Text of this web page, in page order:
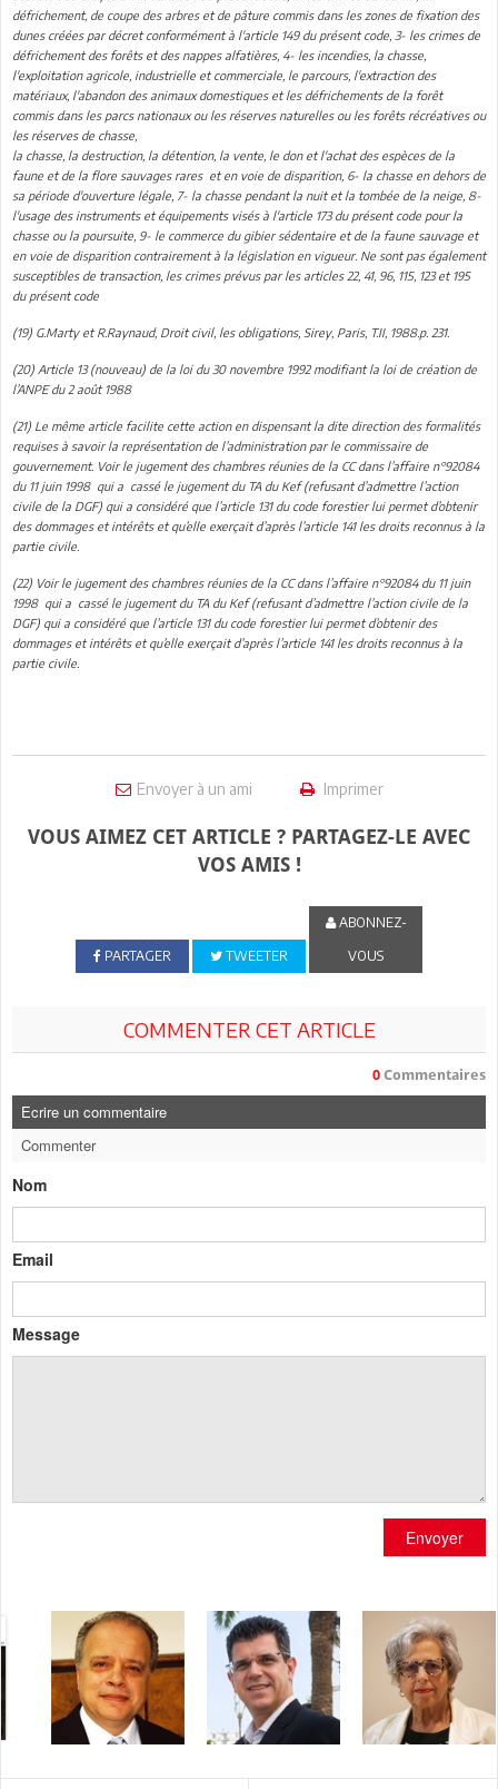
défrichement, de coupe des arbres et de pâture commis dans les zones de fixation des
dunes créées par décret conformément à l'article 149 du présent code, 3- les crimes de
défrichement des forêts et des nappes alfatières, 4- les incendies, la chasse,
l'exploitation agricole, industrielle et commerciale, le parcours, l'extraction des
matériaux, l'abandon des animaux domestiques et les défrichements de la forêt
commis dans les parcs nationaux ou les réserves naturelles ou les forêts récréatives ou
les réserves de chasse,
la chasse, la destruction, la détention, la vente, le don et l'achat des espèces de la
faune et de la flore sauvages rares et en voie de disparition, 6- la chasse en dehors de
sa période d'ouverture légale, 7- la chasse pendant la nuit et la tombée de la neige, 8-
l'usage des instruments et équipements visés à l'article 173 du présent code pour la
chasse ou la poursuite, 9- le commerce du gibier sédentaire et de la faune sauvage et
en voie de disparition contrairement à la législation en vigueur. Ne sont pas également
susceptibles de transaction, les crimes prévus par les articles 22, 41, 96, 115, 123 et 195
du présent code
(19) G.Marty et R.Raynaud, Droit civil, les obligations, Sirey, Paris, T.II, 1988.p. 231.
(20) Article 13 (nouveau) de la loi du 30 novembre 1992 modifiant la loi de création de
l’ANPE du 2 août 1988
(21) Le même article facilite cette action en dispensant la dite direction des formalités
requises à savoir la représentation de l’administration par le commissaire de
gouvernement. Voir le jugement des chambres réunies de la CC dans l’affaire n°92084
du 11 juin 1998 qui a cassé le jugement du TA du Kef (refusant d’admettre l’action
civile de la DGF) qui a considéré que l’article 131 du code forestier lui permet d’obtenir
des dommages et intérêts et qu’elle exerçait d’après l’article 141 les droits reconnus à la
partie civile.
(22) Voir le jugement des chambres réunies de la CC dans l’affaire n°92084 du 11 juin
1998 qui a cassé le jugement du TA du Kef (refusant d’admettre l’action civile de la
DGF) qui a considéré que l’article 131 du code forestier lui permet d’obtenir des
dommages et intérêts et qu’elle exerçait d’après l’article 141 les droits reconnus à la
partie civile.
Envoyer à un ami Imprimer
VOUS AIMEZ CET ARTICLE ? PARTAGEZ-LE AVEC
VOS AMIS !
PARTAGER TWEETER
ABONNEZ-
VOUS
COMMENTER CET ARTICLE
0 Commentaires
Ecrire un commentaire
Commenter
Nom
Email
Message
Envoyer